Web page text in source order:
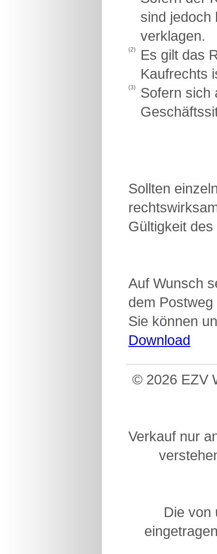
sind jedoch
verklagen.
(2)
Es gilt das
Kaufrechts
(3)
Sofern sich
Sollten
Gültigkeit
Auf Wunsch
dem Postweg
Sie können
Download
© 2026 EZV
Verkauf nur
Die von